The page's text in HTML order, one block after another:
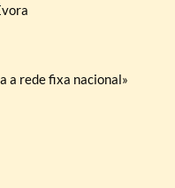
a rede fixa nacional»